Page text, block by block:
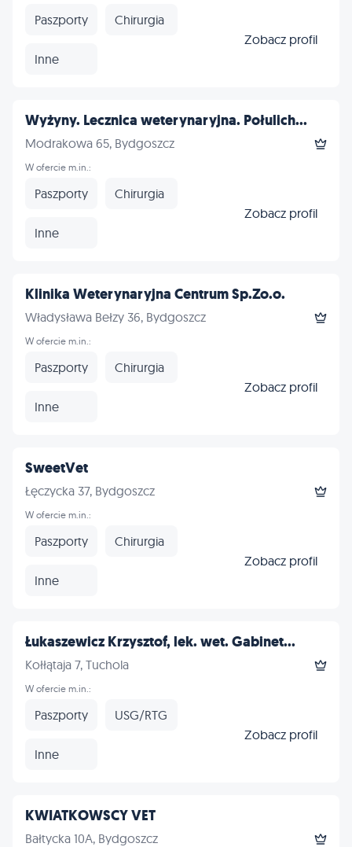
Paszporty Chirurgia
Inne
Zobacz profil
Wyżyny. Lecznica weterynaryjna. Połulich...
Modrakowa 65, Bydgoszcz
W ofercie m.in.:
Paszporty Chirurgia
Inne
Zobacz profil
Klinika Weterynaryjna Centrum Sp.Zo.o.
Władysława Bełzy 36, Bydgoszcz
W ofercie m.in.:
Paszporty Chirurgia
Inne
Zobacz profil
SweetVet
Łęczycka 37, Bydgoszcz
W ofercie m.in.:
Paszporty Chirurgia
Inne
Zobacz profil
Łukaszewicz Krzysztof, lek. wet. Gabinet...
Kołłątaja 7, Tuchola
W ofercie m.in.:
Paszporty USG/RTG
Inne
Zobacz profil
KWIATKOWSCY VET
Bałtycka 10A, Bydgoszcz